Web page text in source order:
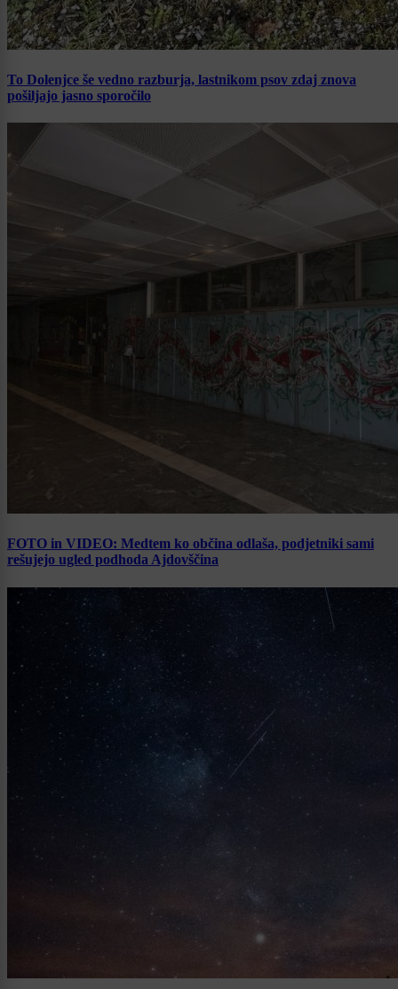
To Dolenjce še vedno razburja, lastnikom psov zdaj znova
pošiljajo jasno sporočilo
FOTO in VIDEO: Medtem ko občina odlaša, podjetniki sami
rešujejo ugled podhoda Ajdovščina